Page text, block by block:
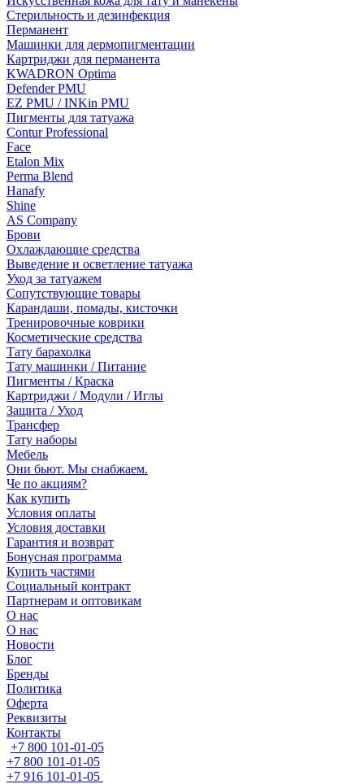
Стерильность и дезинфекция
Перманент
Машинки для дермопигментации
Картриджи для перманента
KWADRON Optima
Defender PMU
EZ PMU / INKin PMU
Пигменты для татуажа
Contur Professional
Face
Etalon Mix
Perma Blend
Hanafy
Shine
AS Company
Брови
Охлаждающие средства
Выведение и осветление татуажа
Уход за татуажем
Сопутствующие товары
Карандаши, помады, кисточки
Тренировочные коврики
Косметические средства
Тату барахолка
Тату машинки / Питание
Пигменты / Краска
Картриджи / Модули / Иглы
Защита / Уход
Трансфер
Тату наборы
Мебель
Они бьют. Мы снабжаем.
Че по акциям?
Как купить
Условия оплаты
Условия доставки
Гарантия и возврат
Бонусная программа
Купить частями
Социальный контракт
Партнерам и оптовикам
О нас
О нас
Новости
Блог
Бренды
Политика
Оферта
Реквизиты
Контакты
+7 800 101-01-05
+7 800 101-01-05
+7 916 101-01-05